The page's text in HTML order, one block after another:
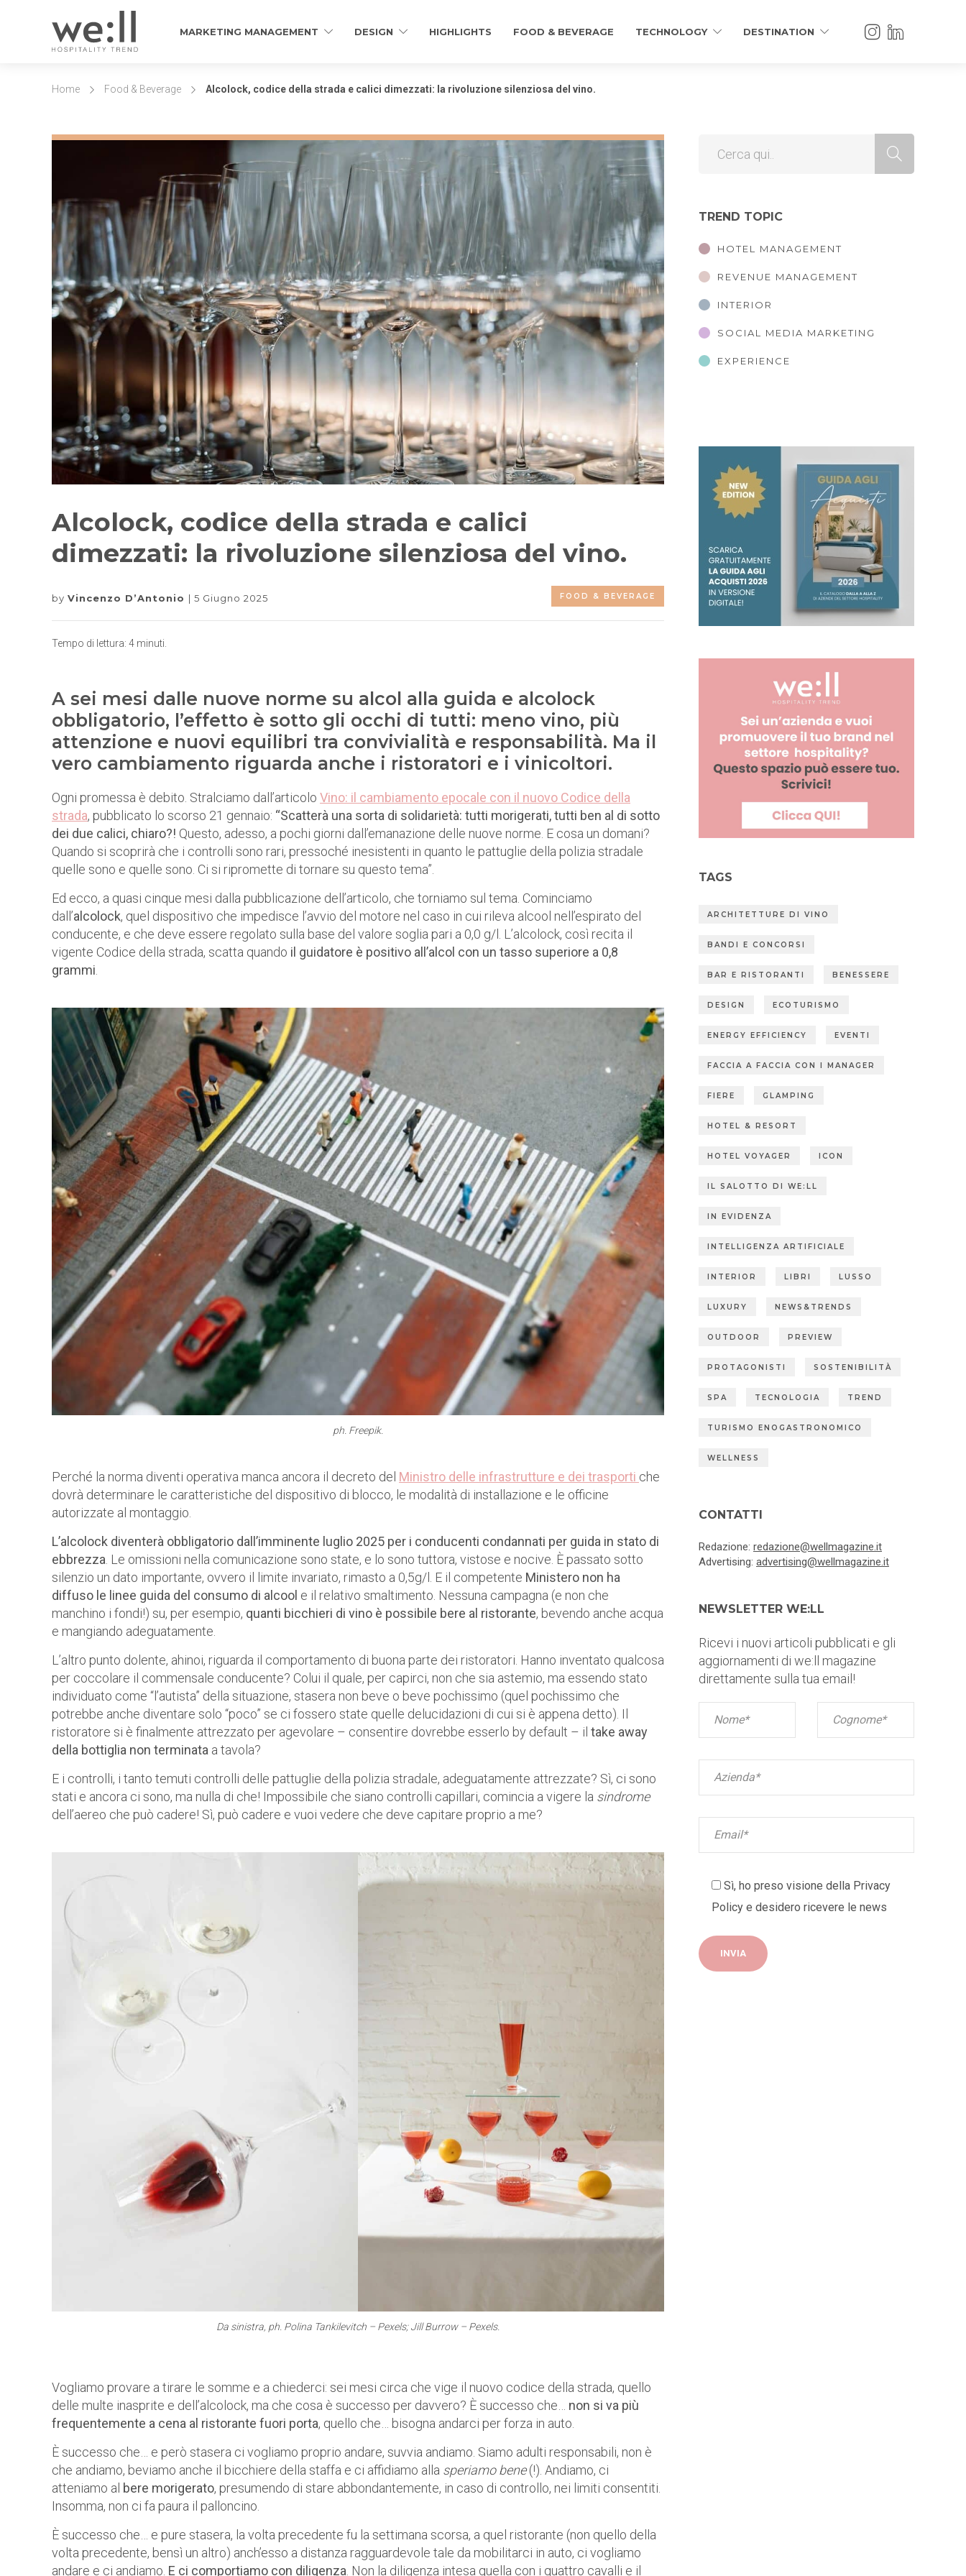
MARKETING MANAGEMENT DESIGN HIGHLIGHTS FOOD & BEVERAGE TECHNOLOGY DESTINATION
Home Food & Beverage Alcolock, codice della strada e calici dimezzati: la rivoluzione silenziosa del vino.
Alcolock, codice della strada e calici
dimezzati: la rivoluzione silenziosa del vino.
by Vincenzo D’Antonio 5 Giugno 2025 FOOD & BEVERAGE
Tempo di lettura: 4 minuti.
A sei mesi dalle nuove norme su alcol alla guida e alcolock
obbligatorio, l’effetto è sotto gli occhi di tutti: meno vino, più
attenzione e nuovi equilibri tra convivialità e responsabilità. Ma il
vero cambiamento riguarda anche i ristoratori e i vinicoltori.
Ogni promessa è debito. Stralciamo dall’articolo Vino: il cambiamento epocale con il nuovo Codice della
strada, pubblicato lo scorso 21 gennaio: “Scatterà una sorta di solidarietà: tutti morigerati, tutti ben al di sotto
dei due calici, chiaro?! Questo, adesso, a pochi giorni dall’emanazione delle nuove norme. E cosa un domani?
Quando si scoprirà che i controlli sono rari, pressoché inesistenti in quanto le pattuglie della polizia stradale
quelle sono e quelle sono. Ci si ripromette di tornare su questo tema”.
Ed ecco, a quasi cinque mesi dalla pubblicazione dell’articolo, che torniamo sul tema. Cominciamo
dall’alcolock, quel dispositivo che impedisce l’avvio del motore nel caso in cui rileva alcool nell’espirato del
conducente, e che deve essere regolato sulla base del valore soglia pari a 0,0 g/l. L’alcolock, così recita il
vigente Codice della strada, scatta quando il guidatore è positivo all’alcol con un tasso superiore a 0,8
grammi.
ph. Freepik.
Perché la norma diventi operativa manca ancora il decreto del Ministro delle infrastrutture e dei trasporti che
dovrà determinare le caratteristiche del dispositivo di blocco, le modalità di installazione e le officine
autorizzate al montaggio.
L’alcolock diventerà obbligatorio dall’imminente luglio 2025 per i conducenti condannati per guida in stato di
ebbrezza . Le omissioni nella comunicazione sono state, e lo sono tuttora, vistose e nocive. È passato sotto
silenzio un dato importante, ovvero il limite invariato, rimasto a 0,5g/l. E il competente Ministero non ha
diffuso le linee guida del consumo di alcool e il relativo smaltimento. Nessuna campagna (e non che
manchino i fondi!) su, per esempio, quanti bicchieri di vino è possibile bere al ristorante, bevendo anche acqua
e mangiando adeguatamente.
L’altro punto dolente, ahinoi, riguarda il comportamento di buona parte dei ristoratori. Hanno inventato qualcosa
per coccolare il commensale conducente? Colui il quale, per capirci, non che sia astemio, ma essendo stato
individuato come “l’autista” della situazione, stasera non beve o beve pochissimo (quel pochissimo che
potrebbe anche diventare solo “poco” se ci fossero state quelle delucidazioni di cui si è appena detto). Il
ristoratore si è finalmente attrezzato per agevolare – consentire dovrebbe esserlo by default – il take away
della bottiglia non terminata a tavola?
E i controlli, i tanto temuti controlli delle pattuglie della polizia stradale, adeguatamente attrezzate? Sì, ci sono
stati e ancora ci sono, ma nulla di che! Impossibile che siano controlli capillari, comincia a vigere la sindrome
dell’aereo che può cadere! Sì, può cadere e vuoi vedere che deve capitare proprio a me?
Da sinistra, ph. Polina Tankilevitch – Pexels; Jill Burrow – Pexels.
Vogliamo provare a tirare le somme e a chiederci: sei mesi circa che vige il nuovo codice della strada, quello
delle multe inasprite e dell’alcolock, ma che cosa è successo per davvero? È successo che… non si va più
frequentemente a cena al ristorante fuori porta, quello che… bisogna andarci per forza in auto.
È successo che… e però stasera ci vogliamo proprio andare, suvvia andiamo. Siamo adulti responsabili, non è
che andiamo, beviamo anche il bicchiere della staffa e ci affidiamo alla speriamo bene(!). Andiamo, ci
atteniamo al bere morigerato, presumendo di stare abbondantemente, in caso di controllo, nei limiti consentiti.
Insomma, non ci fa paura il palloncino.
È successo che… e pure stasera, la volta precedente fu la settimana scorsa, a quel ristorante (non quello della
volta precedente, bensì un altro) anch’esso a distanza ragguardevole tale da mobilitarci in auto, ci vogliamo
andare e ci andiamo. E ci comportiamo con diligenza . Non la diligenza intesa quella con i quattro cavalli e il
TREND TOPIC
HOTEL MANAGEMENT
REVENUE MANAGEMENT
INTERIOR
SOCIAL MEDIA MARKETING
EXPERIENCE
TAGS
ARCHITETTURE DI VINO
BANDI E CONCORSI
BAR E RISTORANTI BENESSERE
DESIGN ECOTURISMO
ENERGY EFFICIENCY EVENTI
FACCIA A FACCIA CON I MANAGER
FIERE GLAMPING
HOTEL & RESORT
HOTEL VOYAGER ICON
IL SALOTTO DI WE:LL
IN EVIDENZA
INTELLIGENZA ARTIFICIALE
INTERIOR LIBRI LUSSO
LUXURY NEWS&TRENDS
OUTDOOR PREVIEW
PROTAGONISTI SOSTENIBILITÀ
SPA TECNOLOGIA TREND
TURISMO ENOGASTRONOMICO
WELLNESS
CONTATTI
Redazione: redazione@wellmagazine.it
Advertising: advertising@wellmagazine.it
NEWSLETTER WE:LL
Ricevi i nuovi articoli pubblicati e gli
aggiornamenti di we:ll magazine
direttamente sulla tua email!
Sì, ho preso visione della Privacy
Policy e desidero ricevere le news